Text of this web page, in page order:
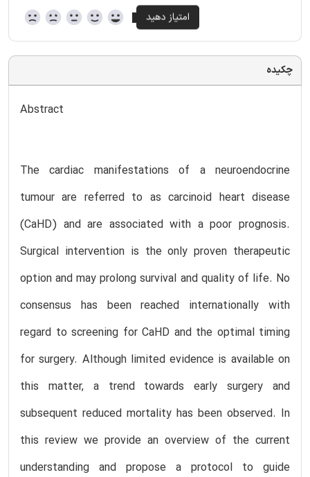
چکیده
Abstract
The cardiac manifestations of a neuroendocrine
tumour are referred to as carcinoid heart disease
(CaHD) and are associated with a poor prognosis.
Surgical intervention is the only proven therapeutic
option and may prolong survival and quality of life. No
consensus has been reached internationally with
regard to screening for CaHD and the optimal timing
for surgery. Although limited evidence is available on
this matter, a trend towards early surgery and
subsequent reduced mortality has been observed. In
this review we provide an overview of the current
understanding and propose a protocol to guide